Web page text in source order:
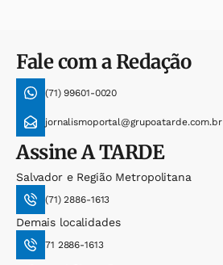
Fale com a Redação
(71) 99601-0020
jornalismoportal@grupoatarde.com.br
AssineA TARDE
Salvador e Região Metropolitana
(71) 2886-1613
Demais localidades
71 2886-1613